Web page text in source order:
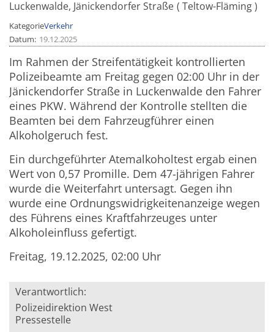
Luckenwalde, Jänickendorfer Straße Teltow-Fläming
KategorieVerkehr
Datum 19.12.2025
Im Rahmen der Streifentätigkeit kontrollierten
Polizeibeamte am Freitag gegen 02:00 Uhr in der
Jänickendorfer Straße in Luckenwalde den Fahrer
eines PKW. Während der Kontrolle stellten die
Beamten bei dem Fahrzeugführer einen
Alkoholgeruch fest.
Ein durchgeführter Atemalkoholtest ergab einen
Wert von 0,57 Promille. Dem 47-jährigen Fahrer
wurde die Weiterfahrt untersagt. Gegen ihn
wurde eine Ordnungswidrigkeitenanzeige wegen
des Führens eines Kraftfahrzeuges unter
Alkoholeinfluss gefertigt.
Freitag, 19.12.2025, 02:00 Uhr
Verantwortlich:
Polizeidirektion West
Pressestelle